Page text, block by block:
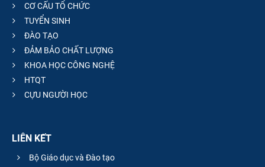
CƠ CẤU TỔ CHỨC
TUYỂN SINH
ĐÀO TẠO
ĐẢM BẢO CHẤT LƯỢNG
KHOA HỌC CÔNG NGHỆ
HTQT
CỰU NGƯỜI HỌC
LIÊN KẾT
Bộ Giáo dục và Đào tạo